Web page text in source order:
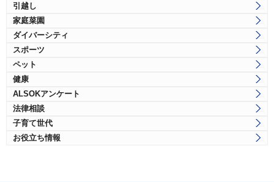
引越し
家庭菜園
ダイバーシティ
スポーツ
ペット
健康
ALSOKアンケート
法律相談
子育て世代
お役立ち情報